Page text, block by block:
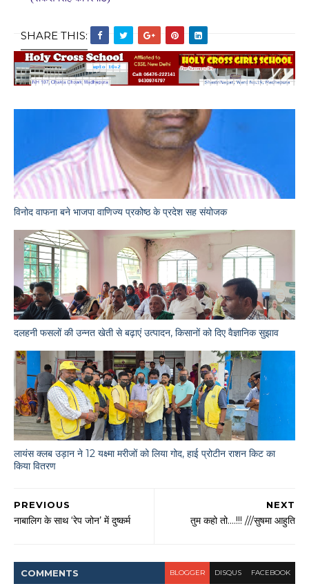
SHARE THIS:
विनोद वाफना बने भाजपा वाणिज्य प्रकोष्ठ के प्रदेश सह संयोजक
दलहनी फसलों की उन्नत खेती से बढ़ाएं उत्पादन, किसानों को दिए वैज्ञानिक सुझाव
लायंस क्लब उड़ान ने 12 यक्ष्मा मरीजों को लिया गोद, हाई प्रोटीन राशन किट का
किया वितरण
NEXT
तुम कहो तो....!!! ///सुषमा आहुति
PREVIOUS
नाबालिग के साथ ‘रेप जोन’ में दुष्कर्म
COMMENTS BLOGGER DISQUS FACEBOOK